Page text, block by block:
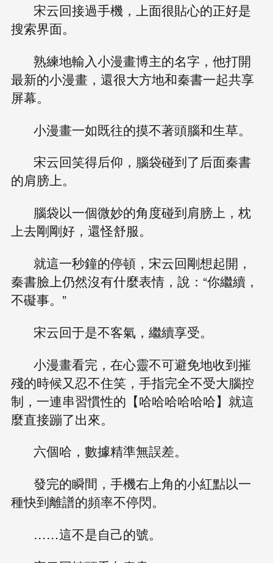
宋云回接過手機，上面很貼心的正好是
搜索界面。
熟練地輸入小漫畫博主的名字，他打開
最新的小漫畫，還很大方地和秦書一起共享
屏幕。
小漫畫一如既往的摸不著頭腦和生草。
宋云回笑得后仰，腦袋碰到了后面秦書
的肩膀上。
腦袋以一個微妙的角度碰到肩膀上，枕
上去剛剛好，還怪舒服。
就這一秒鐘的停頓，宋云回剛想起開，
秦書臉上仍然沒有什麼表情，說：“你繼續，
不礙事。”
宋云回于是不客氣，繼續享受。
小漫畫看完，在心靈不可避免地收到摧
殘的時候又忍不住笑，手指完全不受大腦控
制，一連串習慣性的【哈哈哈哈哈哈】就這
麼直接蹦了出來。
六個哈，數據精準無誤差。
發完的瞬間，手機右上角的小紅點以一
種快到離譜的頻率不停閃。
……這不是自己的號。